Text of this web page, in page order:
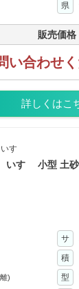
県
販売価格
い合わせく
詳しくはこ
いすゞ
いすゞ 小型 土
サ
積
) 型